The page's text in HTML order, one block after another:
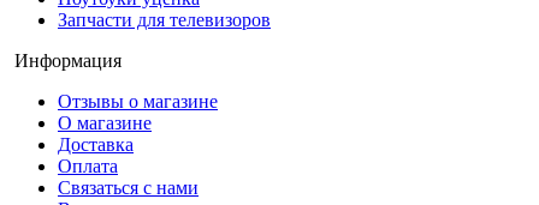
Запчасти для телевизоров
Информация
Отзывы о магазине
О магазине
Доставка
Оплата
Связаться с нами